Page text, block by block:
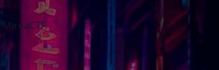
MireaCTF